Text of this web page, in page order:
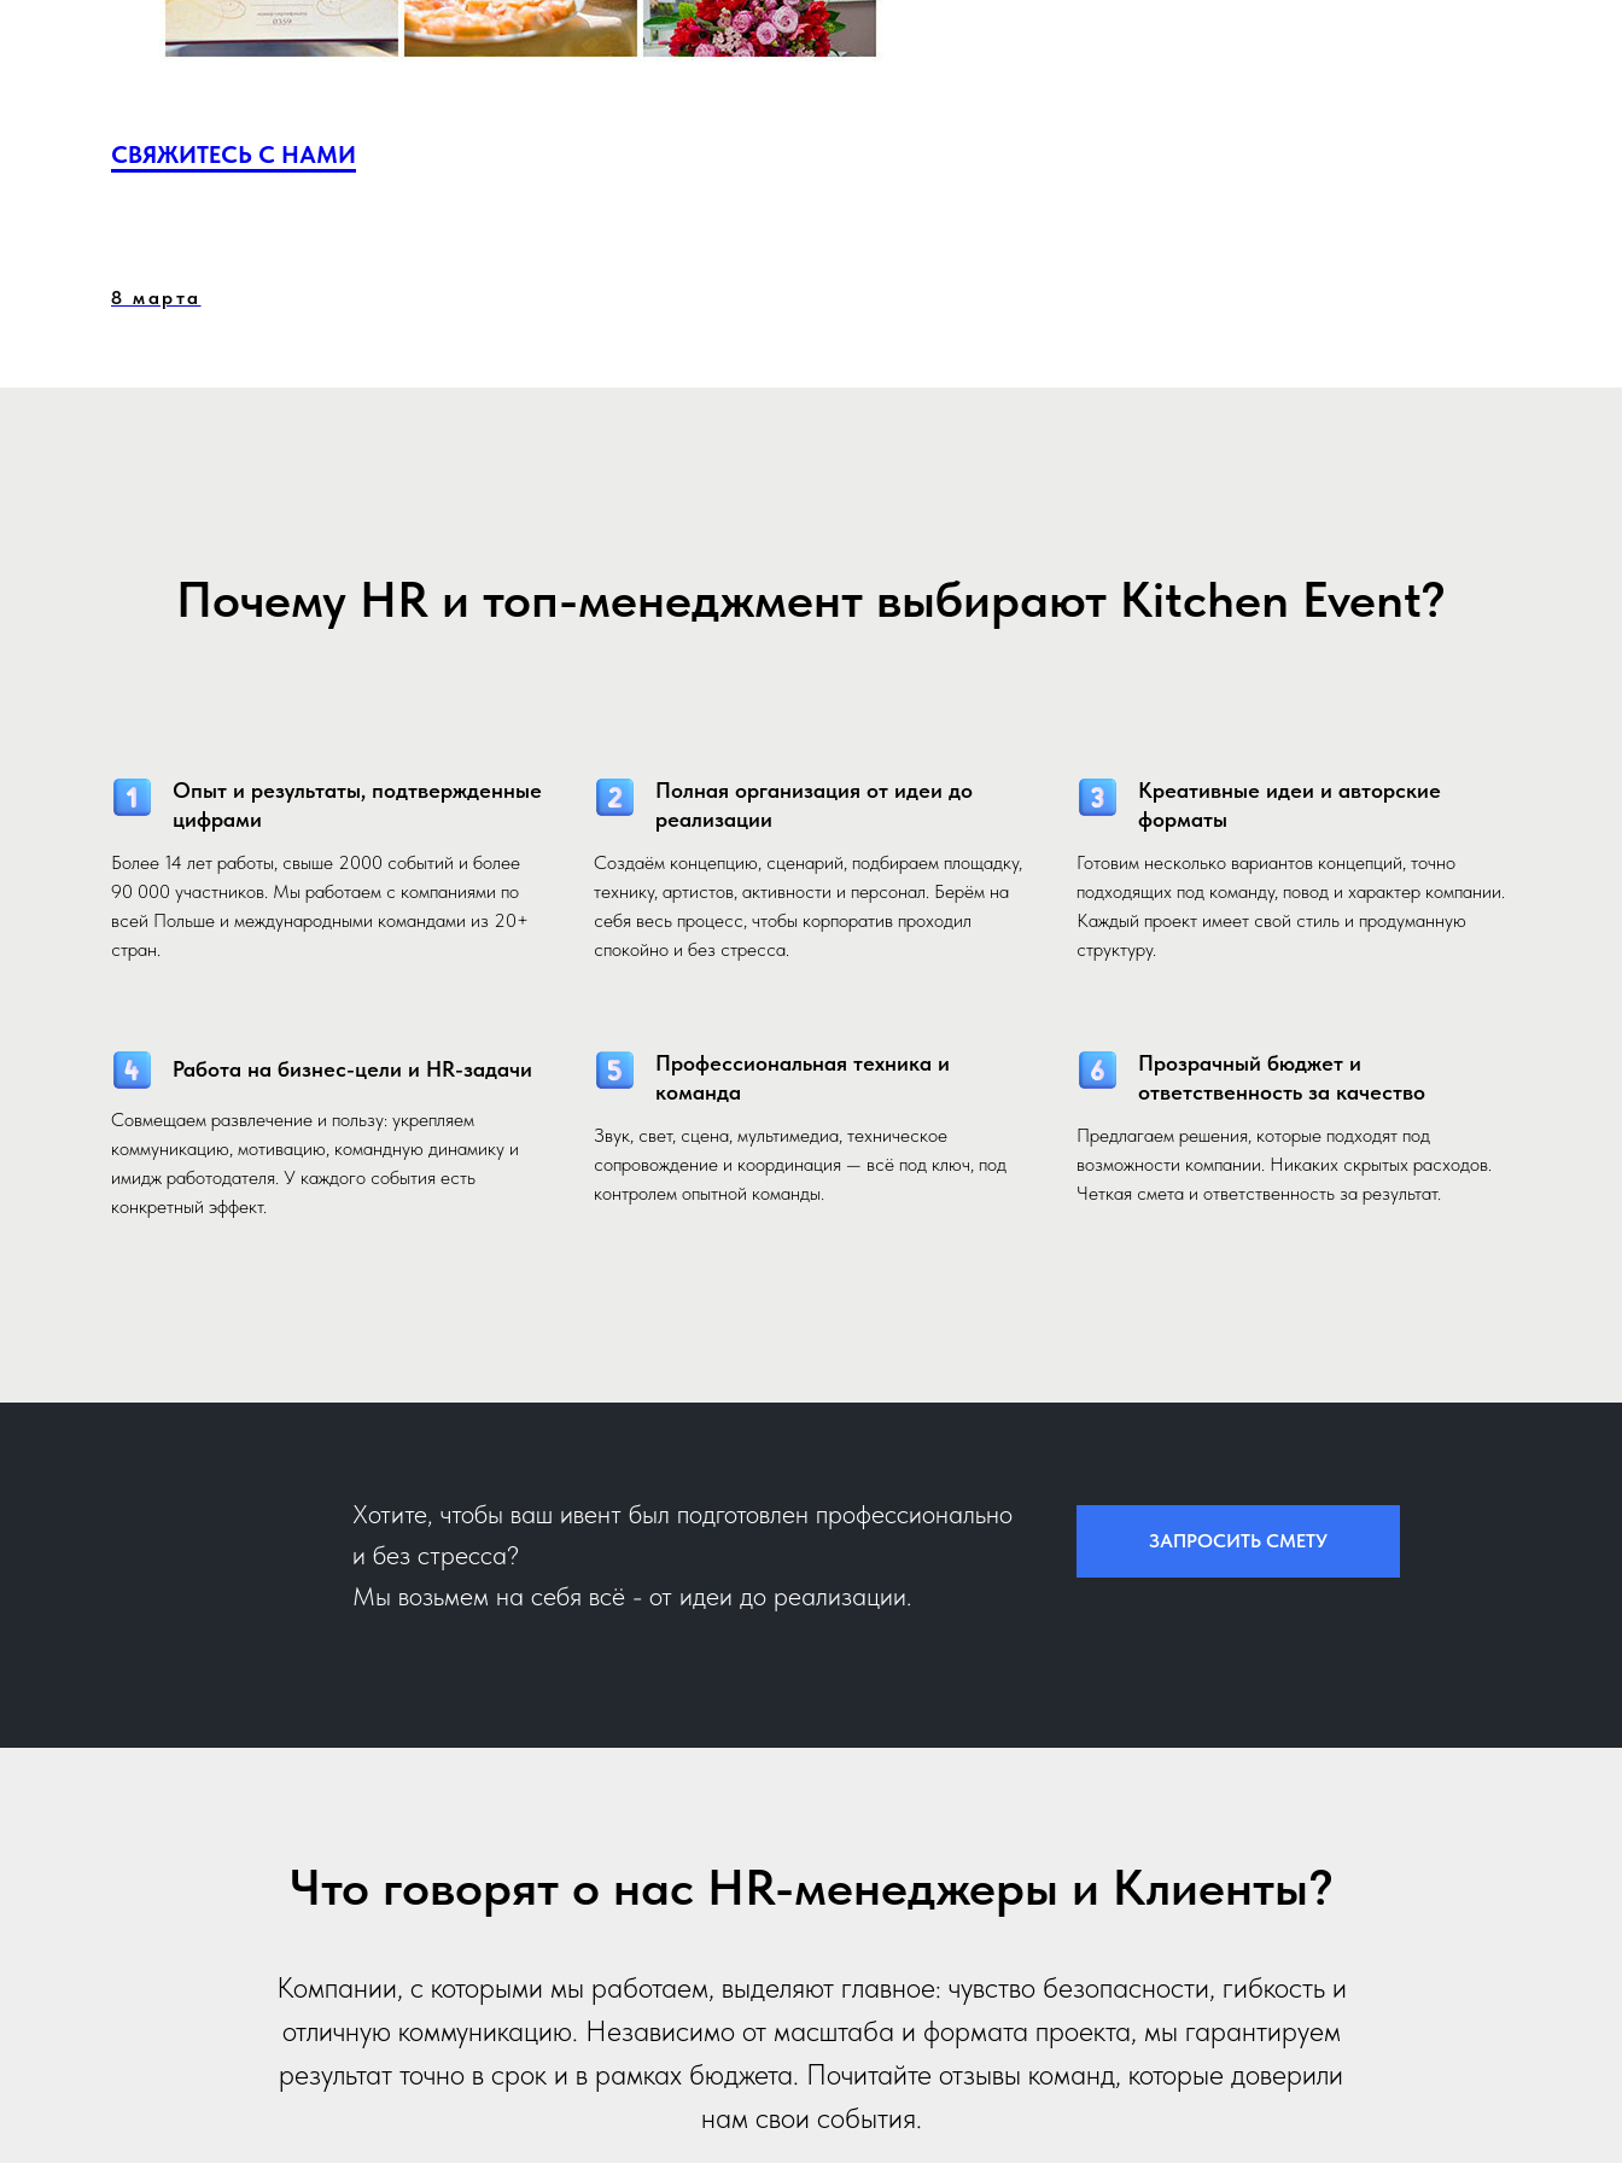
СВЯЖИТЕСЬ С НАМИ
8 марта
Почему HR и топ-менеджмент выбирают Kitchen Event?
Опыт и результаты, подтвержденные
цифрами
Более 14 лет работы, свыше 2000 событий и более
90 000 участников. Мы работаем с компаниями по
всей Польше и международными командами из 20+
стран.
Полная организация от идеи до
реализации
Создаём концепцию, сценарий, подбираем площадку,
технику, артистов, активности и персонал. Берём на
себя весь процесс, чтобы корпоратив проходил
спокойно и без стресса.
Креативные идеи и авторские
форматы
Готовим несколько вариантов концепций, точно
подходящих под команду, повод и характер компании.
Каждый проект имеет свой стиль и продуманную
структуру.
Работа на бизнес-цели и HR-задачи
Совмещаем развлечение и пользу: укрепляем
коммуникацию, мотивацию, командную динамику и
имидж работодателя. У каждого события есть
конкретный эффект.
Профессиональная техника и
команда
Звук, свет, сцена, мультимедиа, техническое
сопровождение и координация — всё под ключ, под
контролем опытной команды.
Прозрачный бюджет и
ответственность за качество
Предлагаем решения, которые подходят под
возможности компании. Никаких скрытых расходов.
Четкая смета и ответственность за результат.
Хотите, чтобы ваш ивент был подготовлен профессионально
и без стресса?
Мы возьмем на себя всё - от идеи до реализации.
ЗАПРОСИТЬ СМЕТУ
Что говорят о нас HR-менеджеры и Клиенты?
Компании, с которыми мы работаем, выделяют главное: чувство безопасности, гибкость и
отличную коммуникацию. Независимо от масштаба и формата проекта, мы гарантируем
результат точно в срок и в рамках бюджета. Почитайте отзывы команд, которые доверили
нам свои события.